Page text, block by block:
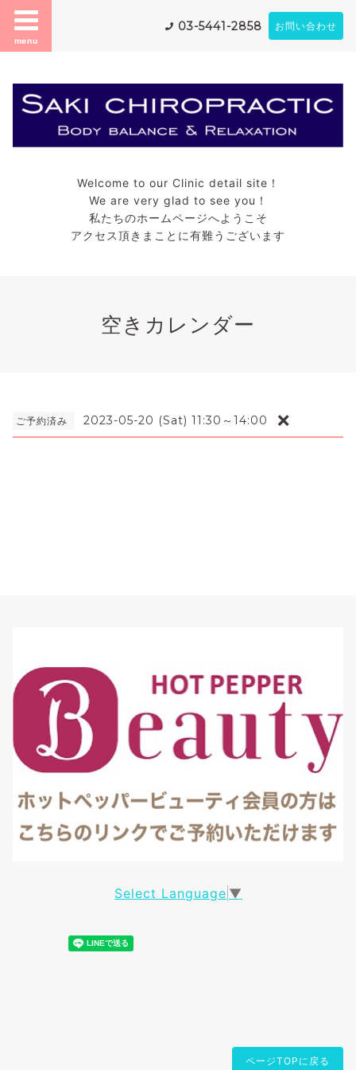
menu
03-5441-2858 お問い合わせ
Welcome to our Clinic detail site！
We are very glad to see you！
私たちのホームページへようこそ
アクセス頂きまことに有難うございます
空きカレンダー
ご予約済み 2023-05-20 (Sat) 11:30～14:00 ❌
Select Language ▼
ページTOPに戻る